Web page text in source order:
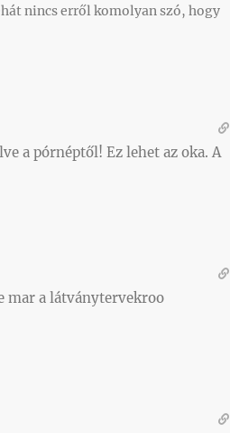
nincs erről komolyan szó, hogy
a pórnéptől! Ez lehet az oka. A
mar a látványtervekroo